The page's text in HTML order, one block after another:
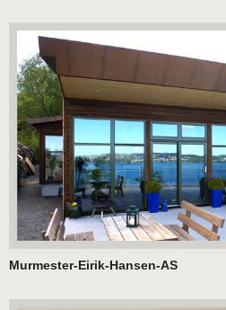
Murmester-Eirik-Hansen-AS